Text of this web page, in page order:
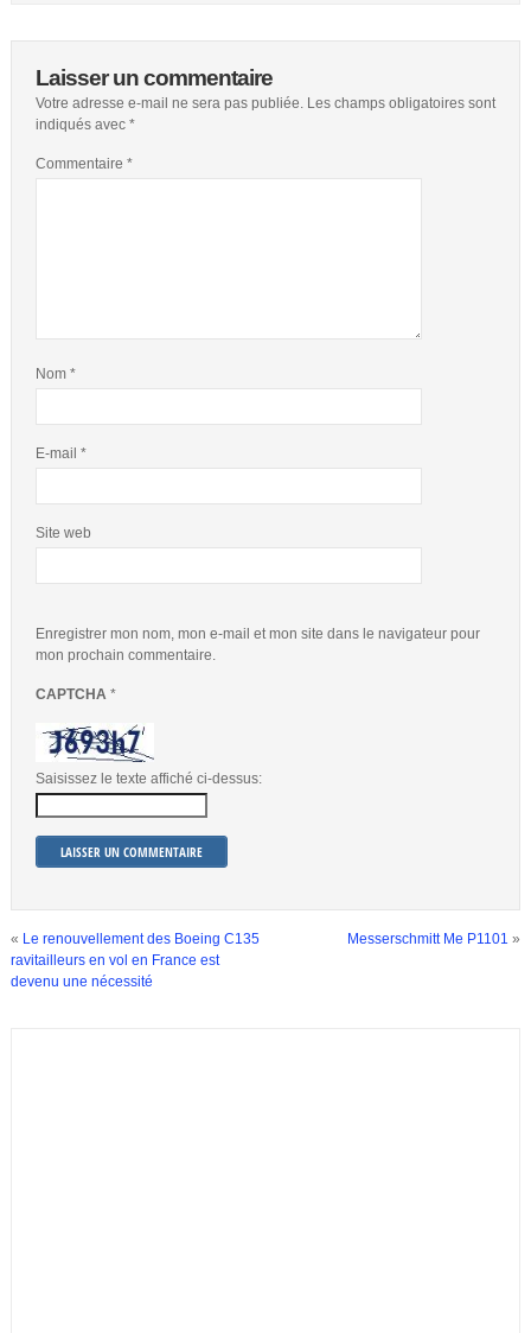
Laisser un commentaire
Votre adresse e-mail ne sera pas publiée. Les champs obligatoires sont
indiqués avec *
Commentaire *
Nom *
E-mail *
Site web
Enregistrer mon nom, mon e-mail et mon site dans le navigateur pour
mon prochain commentaire.
CAPTCHA *
Saisissez le texte affiché ci-dessus:
« Le renouvellement des Boeing C135
ravitailleurs en vol en France est
devenu une nécessité
Messerschmitt Me P1101 »